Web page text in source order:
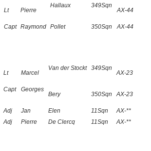
Lt Pierre
Hallaux 349Sqn
AX-44
Capt Raymond Pollet 350Sqn AX-44
Lt Marcel
Van der Stockt 349Sqn
AX-23
Capt Georges
Bery 350Sqn AX-23
Adj Jan Elen 11Sqn
AX-**
Adj Pierre De Clercq 11Sqn AX-**